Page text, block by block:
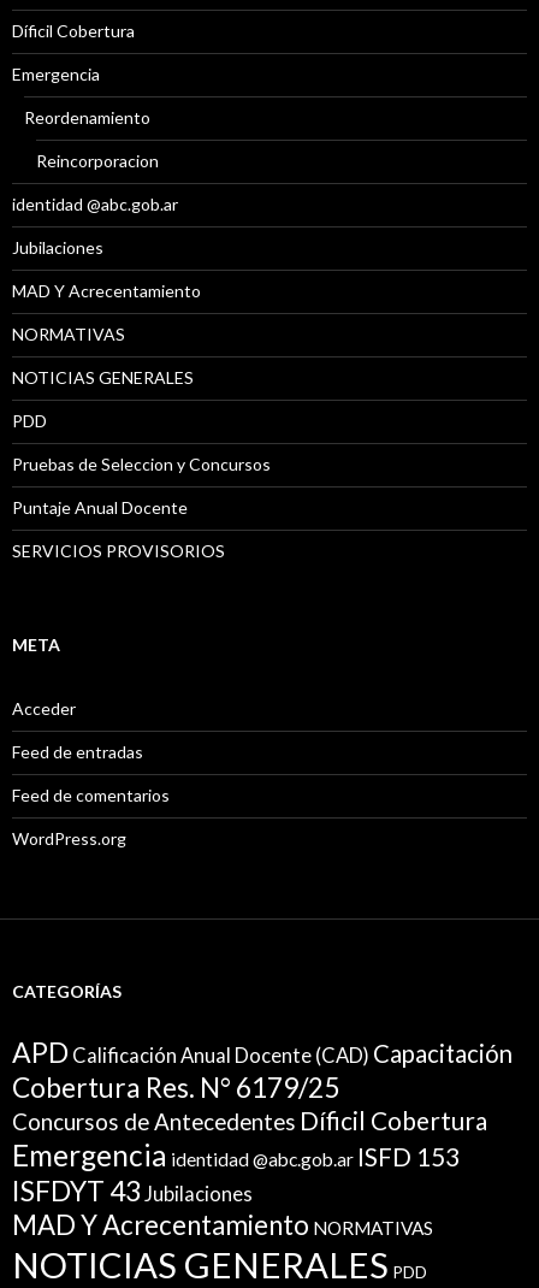
Díficil Cobertura
Emergencia
Reordenamiento
Reincorporacion
identidad @abc.gob.ar
Jubilaciones
MAD Y Acrecentamiento
NORMATIVAS
NOTICIAS GENERALES
PDD
Pruebas de Seleccion y Concursos
Puntaje Anual Docente
SERVICIOS PROVISORIOS
META
Acceder
Feed de entradas
Feed de comentarios
WordPress.org
CATEGORÍAS
APD Calificación Anual Docente (CAD) Capacitación
Cobertura Res. N° 6179/25
Concursos de Antecedentes Díficil Cobertura
Emergencia identidad @abc.gob.ar ISFD 153
ISFDYT 43 Jubilaciones
MAD Y Acrecentamiento NORMATIVAS
NOTICIAS GENERALES PDD